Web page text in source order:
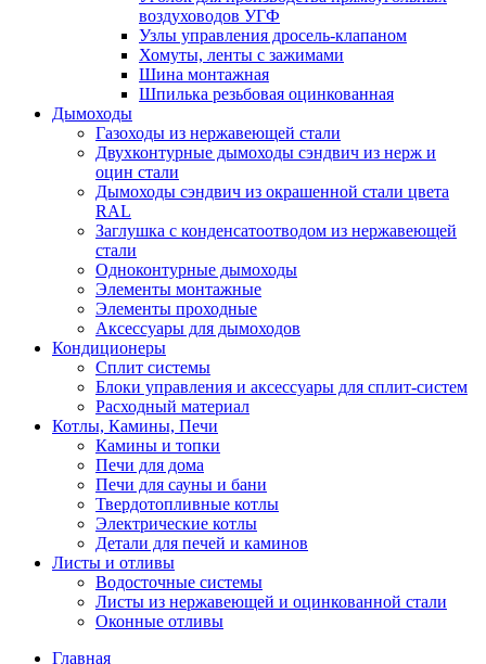
воздуховодов УГФ
Узлы управления дросель-клапаном
Хомуты, ленты с зажимами
Шина монтажная
Шпилька резьбовая оцинкованная
Дымоходы
Газоходы из нержавеющей стали
Двухконтурные дымоходы сэндвич из нерж и
оцин стали
Дымоходы сэндвич из окрашенной стали цвета
RAL
Заглушка с конденсатоотводом из нержавеющей
стали
Одноконтурные дымоходы
Элементы монтажные
Элементы проходные
Аксессуары для дымоходов
Кондиционеры
Сплит системы
Блоки управления и аксессуары для сплит-систем
Расходный материал
Котлы, Камины, Печи
Камины и топки
Печи для дома
Печи для сауны и бани
Твердотопливные котлы
Электрические котлы
Детали для печей и каминов
Листы и отливы
Водосточные системы
Листы из нержавеющей и оцинкованной стали
Оконные отливы
Главная